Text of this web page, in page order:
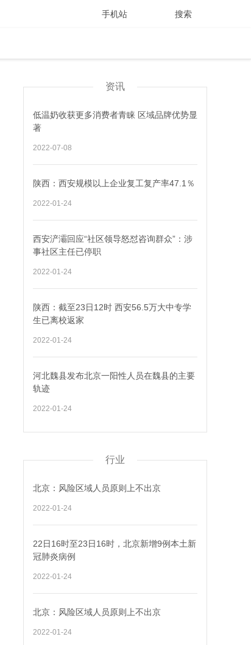
手机站 搜索
资讯
低温奶收获更多消费者青睐 区域品牌优势显
著
2022-07-08
陕西：西安规模以上企业复工复产率47.1％
2022-01-24
西安浐灞回应“社区领导怒怼咨询群众”：涉
事社区主任已停职
2022-01-24
陕西：截至23日12时 西安56.5万大中专学
生已离校返家
2022-01-24
河北魏县发布北京一阳性人员在魏县的主要
轨迹
2022-01-24
行业
北京：风险区域人员原则上不出京
2022-01-24
22日16时至23日16时，北京新增9例本土新
冠肺炎病例
2022-01-24
北京：风险区域人员原则上不出京
2022-01-24